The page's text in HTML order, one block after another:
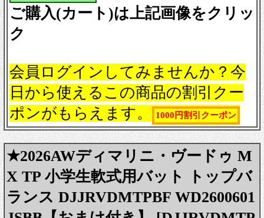
ご購入(カート)は上記画像をクリッ
ク
会員ログインしてみませんか？今
日から使えるこの商品の割引クー
ポンがもらえます。
1000円割引クーポン
★2026AWディマリニ・ヴードゥ M
X TP 小学生軟式用バット トップバ
ランス DJJRVDMTPBF WD2600601